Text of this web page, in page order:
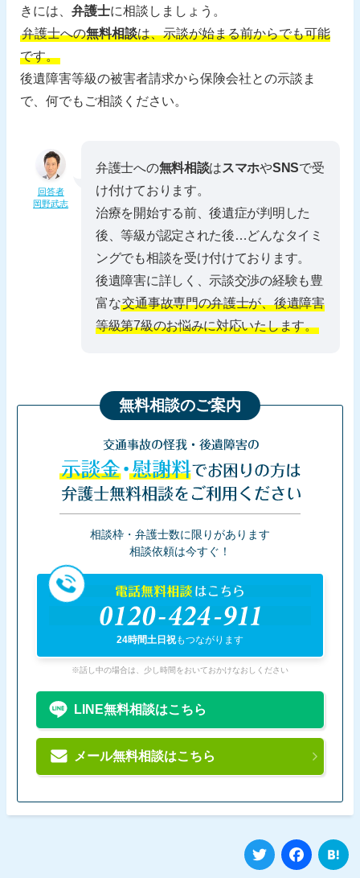
きには、弁護士に相談しましょう。
弁護士への無料相談は、示談が始まる前からでも可能
です。
後遺障害等級の被害者請求から保険会社との示談ま
で、何でもご相談ください。
回答者
岡野武志
弁護士への無料相談はスマホやSNSで受
け付けております。
治療を開始する前、後遺症が判明した
後、等級が認定された後…どんなタイミ
ングでも相談を受け付けております。
後遺障害に詳しく、示談交渉の経験も豊
富な交通事故専門の弁護士が、後遺障害
等級第7級のお悩みに対応いたします。
無料相談のご案内
交通事故の怪我・後遺障害の
示談金・慰謝料でお困りの方は
弁護士無料相談をご利用ください
相談枠・弁護士数に限りがあります
相談依頼は今すぐ！
電話無料相談はこちら
0120-424-911
24時間土日祝もつながります
※話し中の場合は、少し時間をおいておかけなおしください
LINE無料相談はこちら
メール無料相談はこちら
Twitter